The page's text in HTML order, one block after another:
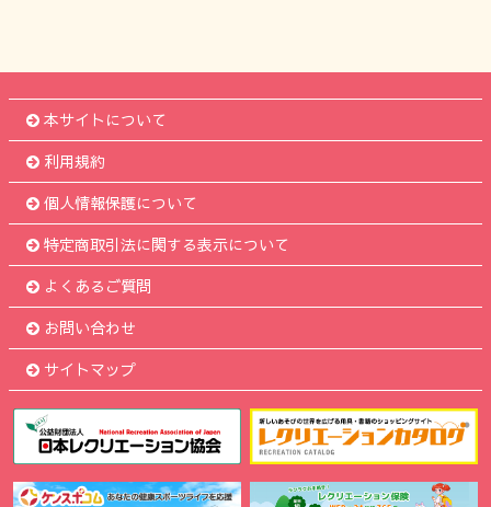
本サイトについて
利用規約
個人情報保護について
特定商取引法に関する表示について
よくあるご質問
お問い合わせ
サイトマップ